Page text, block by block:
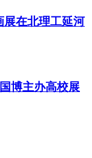
展在北理工延河
博主办高校展